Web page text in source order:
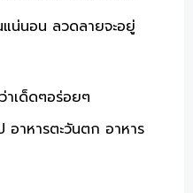
น่นอน ลวดลายจะอยู่
าเด็ดๆอร่อยๆ
อาหารตะวันตก อาหาร